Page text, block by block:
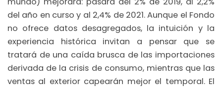
del año en curso y al 2,4% de 2021. Aunque el Fondo
no ofrece datos desagregados, la intuición y la
experiencia histórica invitan a pensar que se
tratará de una caída brusca de las importaciones
derivada de la crisis de consumo, mientras que las
ventas al exterior capearán mejor el temporal. El